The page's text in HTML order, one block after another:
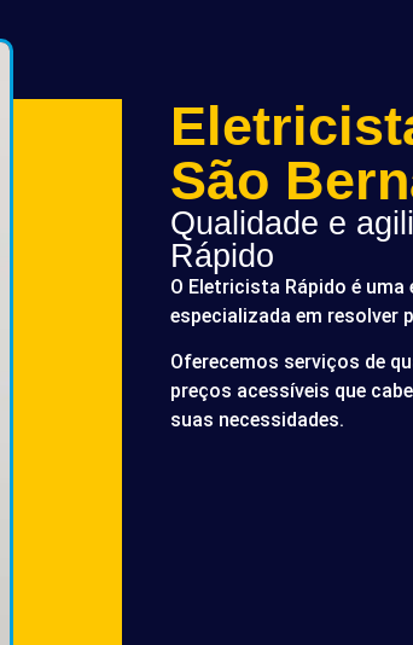
São
Qualidade e
Rápido
O Eletricista Rápido é uma
especializada em resolver
Oferecemos serviços de
preços acessíveis que
suas necessidades.